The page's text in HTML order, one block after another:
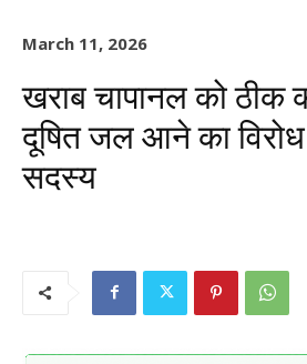
March 11, 2026
खराब चापानल को ठीक
दूषित जल आने का विरोध
सदस्य